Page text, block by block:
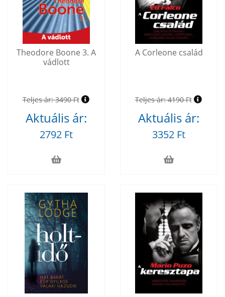
Theodore Boone 3. A
vádlott
Teljes ár:3490 Ft
Aktuális ár:
2792 Ft
A Corleone család
Teljes ár:4190 Ft
Aktuális ár:
3352 Ft